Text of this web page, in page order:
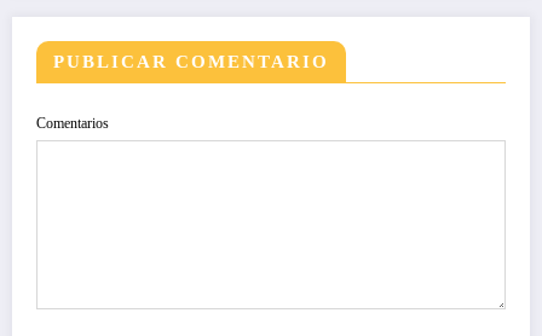
PUBLICAR COMENTARIO
Comentarios